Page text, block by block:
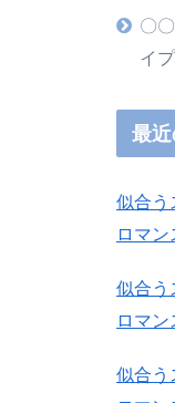
〇
イ
最
似合う
ロマ
似合う
ロマ
似合う